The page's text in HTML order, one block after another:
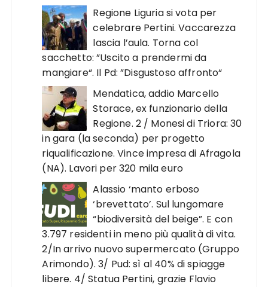
Regione Liguria si vota per
celebrare Pertini. Vaccarezza
lascia l’aula. Torna col
sacchetto: ”Uscito a prendermi da
mangiare“. Il Pd: ”Disgustoso affronto“
Mendatica, addio Marcello
Storace, ex funzionario della
Regione. 2 / Monesi di Triora: 30
in gara (la seconda) per progetto
riqualificazione. Vince impresa di Afragola
(NA). Lavori per 320 mila euro
Alassio ‘manto erboso
‘brevettato’. Sul lungomare
“biodiversità del beige”. E con
3.797 residenti in meno più qualità di vita.
2/In arrivo nuovo supermercato (Gruppo
Arimondo). 3/ Pud: sì al 40% di spiagge
libere. 4/ Statua Pertini, grazie Flavio